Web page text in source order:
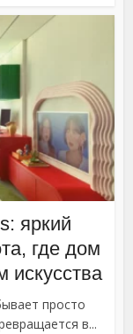
яркий
где дом
искусства
просто
в...